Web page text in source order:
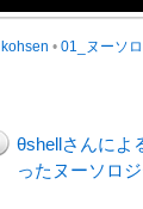
kohsen • 01_ヌーソ
θshellさんによ
ったヌーソロ